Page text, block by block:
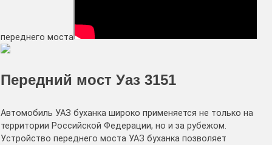
переднего моста
Передний мост Уаз 3151
Автомобиль УАЗ буханка широко применяется не только на
территории Российской Федерации, но и за рубежом.
Устройство переднего моста УАЗ буханка позволяет